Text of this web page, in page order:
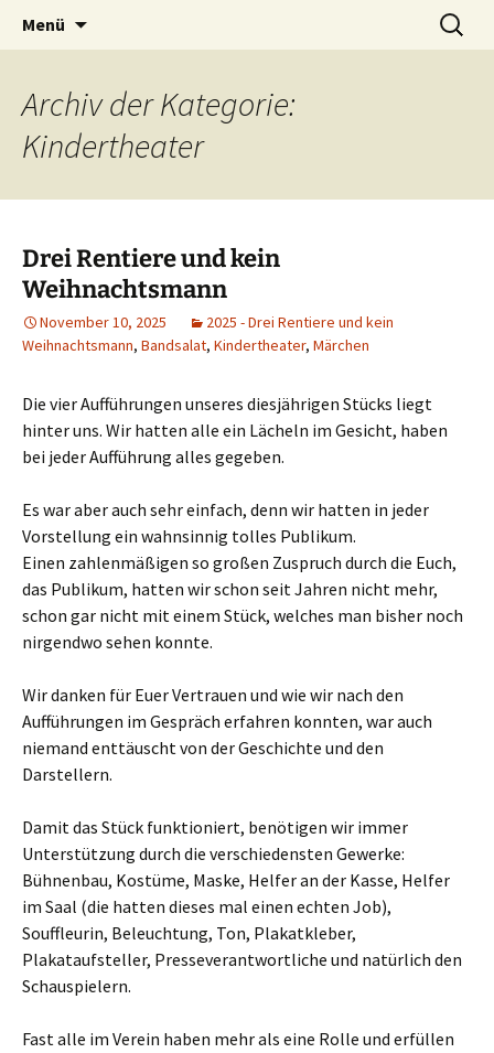
Theaterverein Bandsalat e.V.
Petersberg
Menü
Suche
nach:
Archiv der Kategorie:
Kindertheater
Drei Rentiere und kein
Weihnachtsmann
November 10, 2025
2025 - Drei Rentiere und kein
Weihnachtsmann, Bandsalat, Kindertheater, Märchen
Die vier Aufführungen unseres diesjährigen Stücks liegt
hinter uns. Wir hatten alle ein Lächeln im Gesicht, haben
bei jeder Aufführung alles gegeben.
Es war aber auch sehr einfach, denn wir hatten in jeder
Vorstellung ein wahnsinnig tolles Publikum.
Einen zahlenmäßigen so großen Zuspruch durch die Euch,
das Publikum, hatten wir schon seit Jahren nicht mehr,
schon gar nicht mit einem Stück, welches man bisher noch
nirgendwo sehen konnte.
Wir danken für Euer Vertrauen und wie wir nach den
Aufführungen im Gespräch erfahren konnten, war auch
niemand enttäuscht von der Geschichte und den
Darstellern.
Damit das Stück funktioniert, benötigen wir immer
Unterstützung durch die verschiedensten Gewerke:
Bühnenbau, Kostüme, Maske, Helfer an der Kasse, Helfer
im Saal (die hatten dieses mal einen echten Job),
Souffleurin, Beleuchtung, Ton, Plakatkleber,
Plakataufsteller, Presseverantwortliche und natürlich den
Schauspielern.
Fast alle im Verein haben mehr als eine Rolle und erfüllen